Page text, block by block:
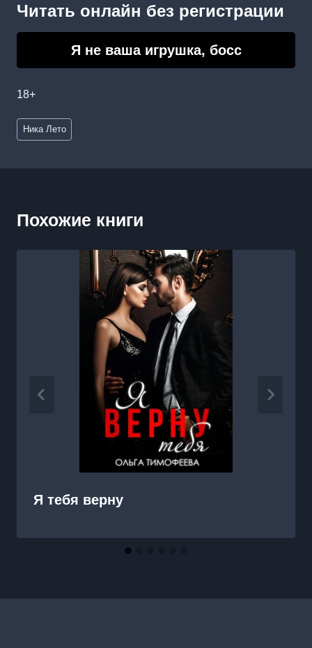
Читать онлайн без регистрации
Я не ваша игрушка, босс
18+
Метки
записи:
Ника Лето
Похожие книги
Я тебя верну